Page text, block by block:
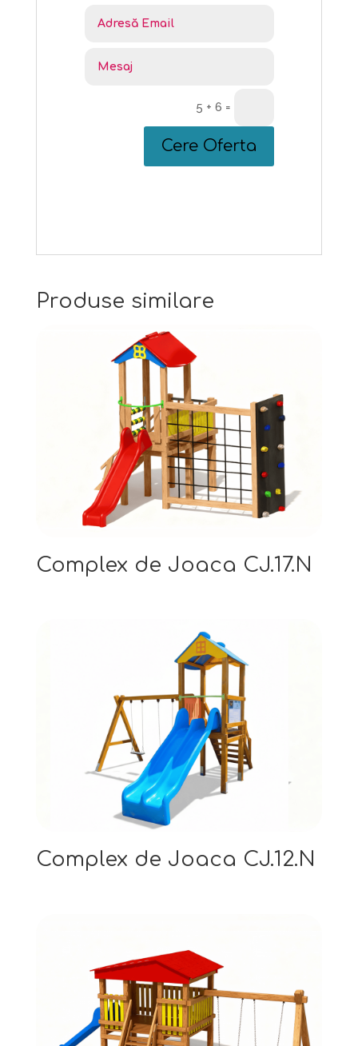
5 + 6 =
Cere Oferta
Produse similare
Complex de Joaca CJ.17.N
Complex de Joaca CJ.12.N